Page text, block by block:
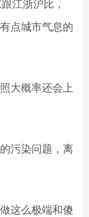
点城市气息的
大概率还会上
污染问题，离
这么极端和傻